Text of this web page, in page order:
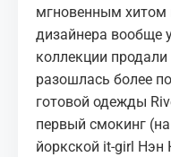
мгновенным хитом
дизайнера вообще
коллекции
разошлась более
готовой одежды
первый смокинг
йоркской it-girl Нэн